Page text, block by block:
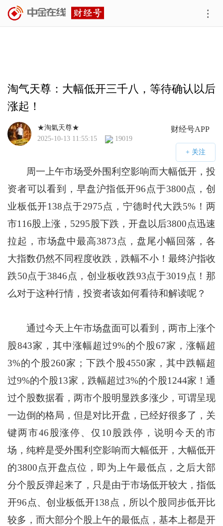
淘气天尊：大幅低开三千八，等待确认以后
涨起！
财经号APP
★淘氣天尊★
2025-10-13 11:55:15
19019
周一上午市场受外围利空影响而大幅低开，投
资者可以看到，早盘沪指低开96点于3800点，创
业板低开138点于2975点，宁德时代大跌5%！两
市116股上涨，5295股下跌，开盘以后3800点迅速
拉起，市场盘中最高3873点，盘尾小幅回落，各
大指数仍然不同程度收跌，跌幅不小！最终沪指收
跌50点于3846点，创业板收跌93点于3019点！那
么对于这种行情，投资者该如何看待和解读呢？
通过今天上午市场盘面可以看到，两市上涨个
股843家，其中涨幅超过9%的个股67家，涨幅超
3%的个股260家；下跌个股4550家，其中跌幅超
过9%的个股13家，跌幅超过3%的个股1244家！通
过个股数据看，两市个股明显跌多涨少，可谓呈现
一边倒的格局，但是对比开盘，已经好很多了，关
键两市46股涨停、仅10股跌停，说明今天的市
场，纯粹是受外围利空影响而大幅低开，大幅低开
的3800点开盘点位，即为上午最低点，之后大部
分个股反弹起来了，只是由于市场低开较大，指低
开96点、创业板低开138点，所以个股同步低开比
较多，而大部分个股上午的最低点，基本上都是开